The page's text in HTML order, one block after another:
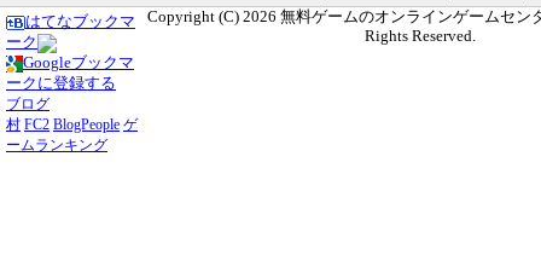
はてなブックマ
ーク
Googleブックマ
ークに登録する
ブログ
村 FC2 BlogPeople ゲ
ームランキング
Copyright (C) 2026 無料ゲームのオンラインゲームセン
Rights Reserved.